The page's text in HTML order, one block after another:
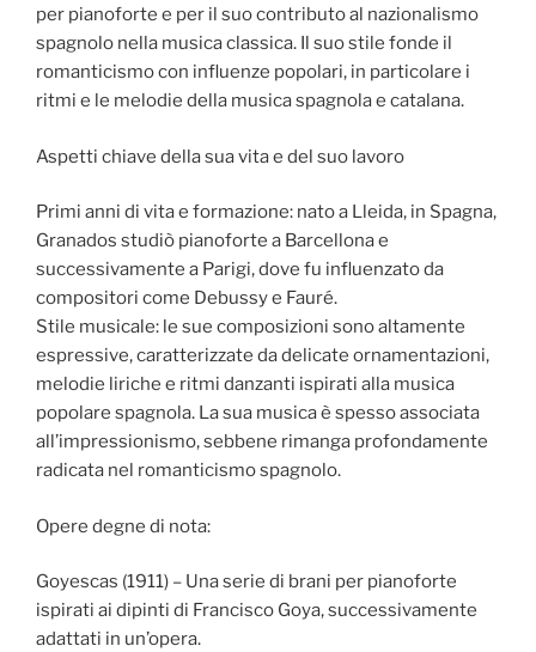
per pianoforte e per il suo contributo al nazionalismo
spagnolo nella musica classica. Il suo stile fonde il
romanticismo con influenze popolari, in particolare i
ritmi e le melodie della musica spagnola e catalana.
Aspetti chiave della sua vita e del suo lavoro
Primi anni di vita e formazione: nato a Lleida, in Spagna,
Granados studiò pianoforte a Barcellona e
successivamente a Parigi, dove fu influenzato da
compositori come Debussy e Fauré.
Stile musicale: le sue composizioni sono altamente
espressive, caratterizzate da delicate ornamentazioni,
melodie liriche e ritmi danzanti ispirati alla musica
popolare spagnola. La sua musica è spesso associata
all’impressionismo, sebbene rimanga profondamente
radicata nel romanticismo spagnolo.
Opere degne di nota:
Goyescas (1911) – Una serie di brani per pianoforte
ispirati ai dipinti di Francisco Goya, successivamente
adattati in un’opera.